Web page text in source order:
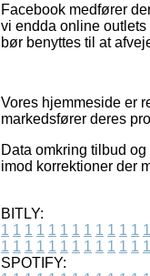
Facebook medfører
vi endda online
bør benyttes til at
Vores hjemmeside er
markedsfører deres
Data omkring tilbud
imod korrektioner der
BITLY:
1 1 1 1 1 1 1 1 1 1 1 1 1
1 1 1 1 1 1 1 1 1 1 1 1 1
SPOTIFY: